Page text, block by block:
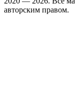
авторским правом.